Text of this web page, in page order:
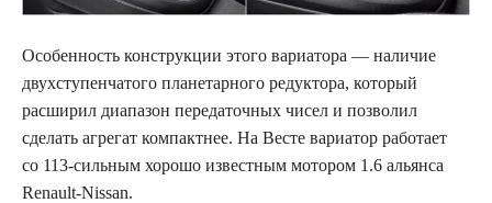
Особенность конструкции этого вариатора — наличие
двухступенчатого планетарного редуктора, который
расширил диапазон передаточных чисел и позволил
сделать агрегат компактнее. На Весте вариатор работает
cо 113‑сильным хорошо известным мотором 1.6 альянса
Renault-Nissan.